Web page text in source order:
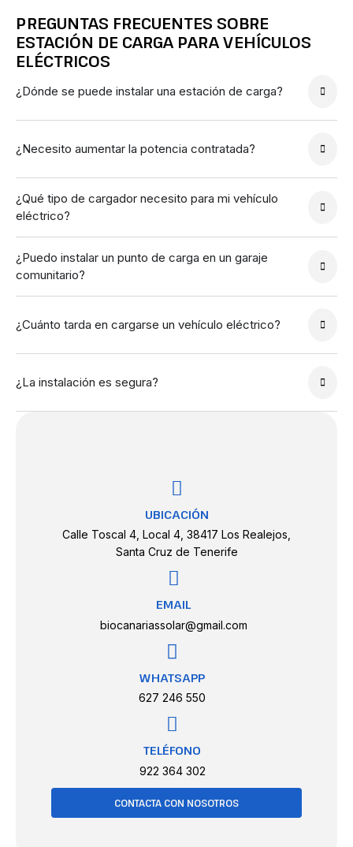
PREGUNTAS FRECUENTES SOBRE
ESTACIÓN DE CARGA PARA VEHÍCULOS
ELÉCTRICOS
¿Dónde se puede instalar una estación de carga?
¿Necesito aumentar la potencia contratada?
¿Qué tipo de cargador necesito para mi vehículo
eléctrico?
¿Puedo instalar un punto de carga en un garaje
comunitario?
¿Cuánto tarda en cargarse un vehículo eléctrico?
¿La instalación es segura?
UBICACIÓN
Calle Toscal 4, Local 4, 38417 Los Realejos,
Santa Cruz de Tenerife
EMAIL
biocanariassolar@gmail.com
WHATSAPP
627 246 550
TELÉFONO
922 364 302
CONTACTA CON NOSOTROS